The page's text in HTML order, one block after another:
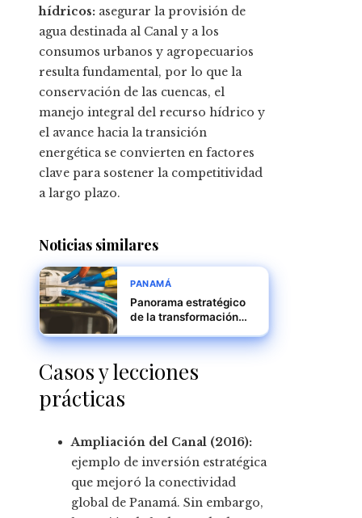
hídricos: asegurar la provisión de
agua destinada al Canal y a los
consumos urbanos y agropecuarios
resulta fundamental, por lo que la
conservación de las cuencas, el
manejo integral del recurso hídrico y
el avance hacia la transición
energética se convierten en factores
clave para sostener la competitividad
a largo plazo.
Noticias similares
PANAMÁ
Panorama estratégico
de la transformación
panameñas
Casos y lecciones
prácticas
Ampliación del Canal (2016):
ejemplo de inversión estratégica
que mejoró la conectividad
global de Panamá. Sin embargo,